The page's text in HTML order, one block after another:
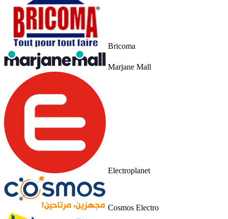
Bricoma
Marjane Mall
Electroplanet
Cosmos Electro